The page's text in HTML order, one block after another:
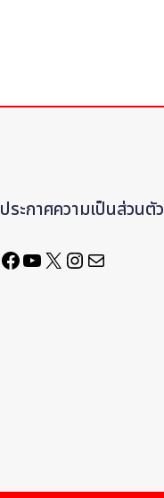
ประกาศความเป็นส่วนตัว